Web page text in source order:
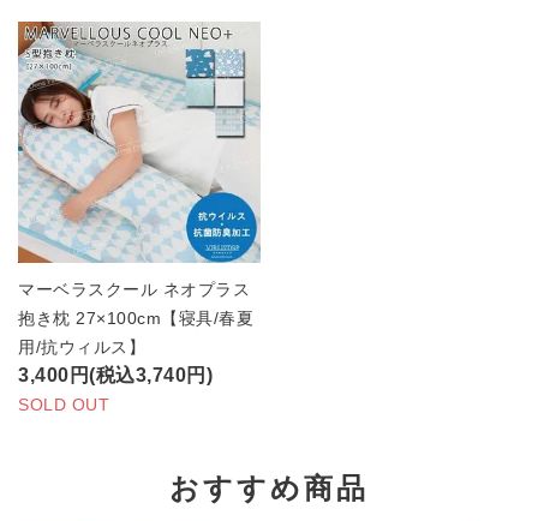
マーベラスクール ネオプラス
抱き枕 27×100cm【寝具/春夏
用/抗ウィルス】
3,400円(税込3,740円)
SOLD OUT
おすすめ商品